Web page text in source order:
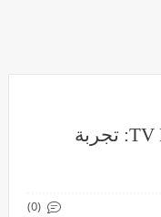
دليلك الشامل لتشغيل تطبيق IPTV Titan على أجهزة الأندرويد وTV Box: تجربة
(0)